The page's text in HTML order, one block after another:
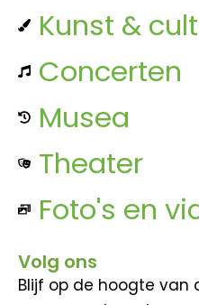
Kunst &
Concerten
Musea
Theater
Foto's en
Volg ons
Blijf op de hoogte van